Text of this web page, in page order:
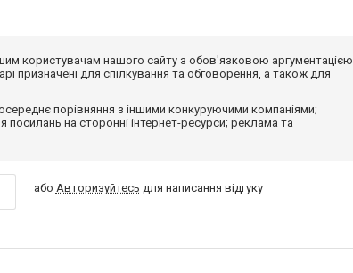
користувачам нашого сайту з обов'язковою аргументацією
призначені для спілкування та обговорення, а також для
порівняння з іншими конкуруючими компаніями;
посилань на сторонні інтернет-ресурси; реклама та
або Авторизуйтесь для написання відгуку